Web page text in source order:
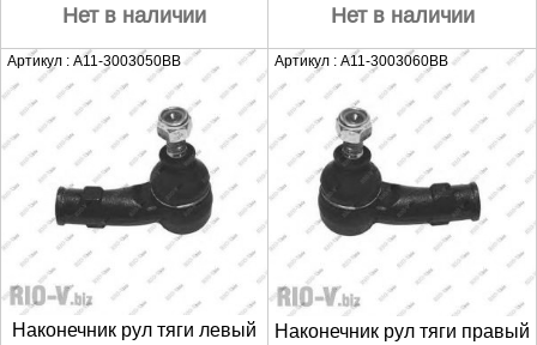
Нет в наличии Нет в наличии
Артикул : A11-3003050BB
Наконечник рул тяги левый
Артикул : A11-3003060BB
Наконечник рул тяги правый